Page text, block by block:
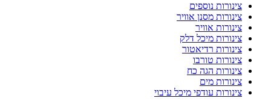
צינורות נוספים
צינורות מסנן אוויר
צינורות אוויר
צינורות מיכל דלק
צינורות רדיאטור
צינורות טורבו
צינורות הגה כח
צינורות מים
צינורות עודפי מיכל עיבוי